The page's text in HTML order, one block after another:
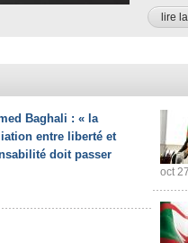
lire
Baghali : « la
entre liberté et
doit passer
oct